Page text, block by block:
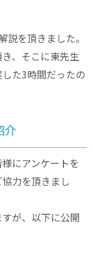
を頂きました。
、そこに東先生
た3時間だったの
介
にアンケートを
力を頂きまし
が、以下に公開